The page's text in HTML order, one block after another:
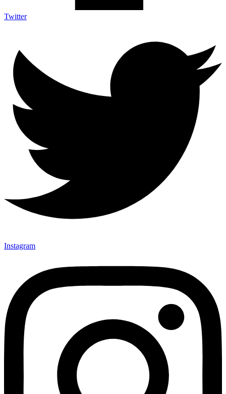
Twitter
Instagram